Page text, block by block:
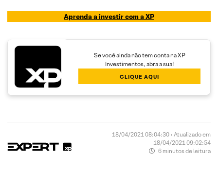
Aprenda a investir com a XP
Se você ainda não tem conta na XP
Investimentos, abra a sua!
CLIQUE AQUI
18/04/2021 08:04:30 • Atualizado em
18/04/2021 09:02:54
6 minutos de leitura